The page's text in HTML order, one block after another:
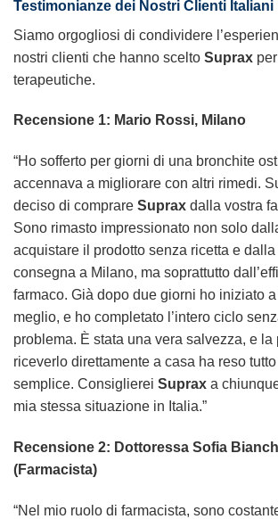
Testimonianze dei Nostri Clienti Italiani
Siamo orgogliosi di condividere
nostri clienti che hanno scelto Suprax
terapeutiche.
Recensione 1: Mario Rossi, Milano
“Ho sofferto per giorni di una bronchite
accennava a migliorare con altri rimedi.
deciso di comprare Suprax dalla vostra
Sono rimasto impressionato non solo
acquistare il prodotto senza ricetta e
consegna a Milano, ma soprattutto
farmaco. Già dopo due giorni ho iniziato
meglio, e ho completato l’intero ciclo
problema. È stata una vera salvezza, e la
riceverlo direttamente a casa ha reso
semplice. Consiglierei Suprax a
mia stessa situazione in Italia.”
Recensione 2: Dottoressa Sofia
(Farmacista)
“Nel mio ruolo di farmacista, sono